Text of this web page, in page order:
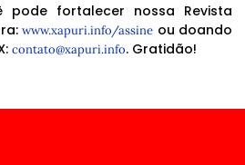
pode fortalecer nossa Revista
www.xapuri.info/assine ou doando
contato@xapuri.info. Gratidão!